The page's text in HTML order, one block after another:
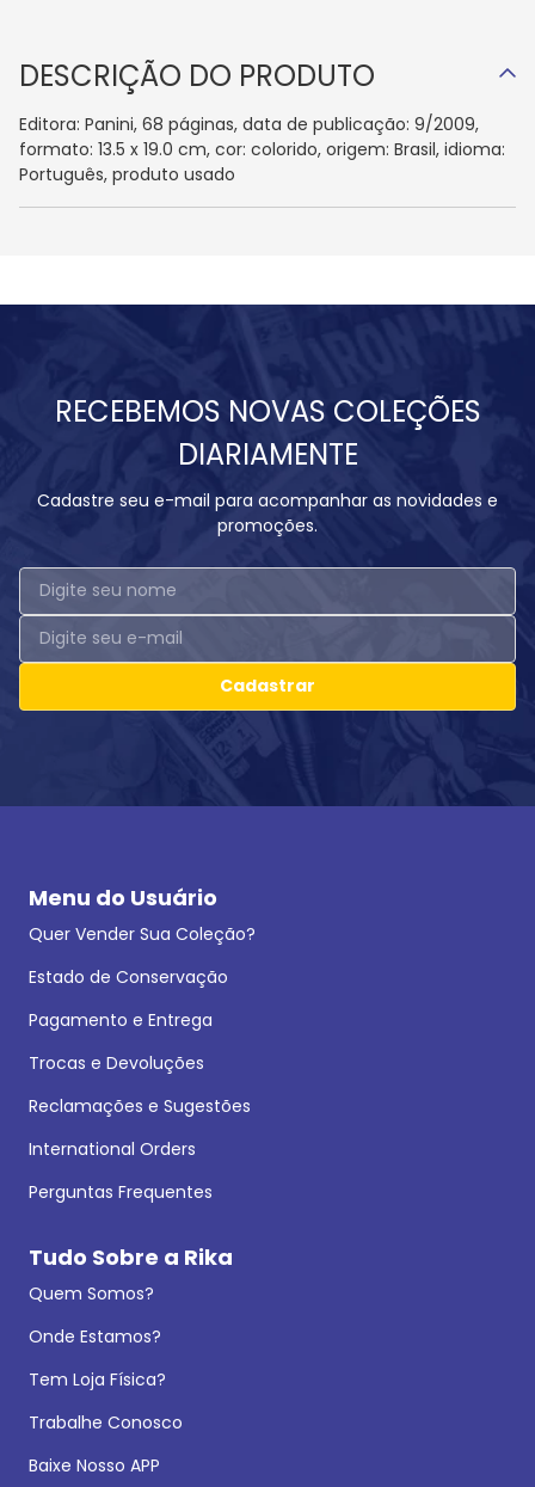
DESCRIÇÃO DO PRODUTO
Editora: Panini, 68 páginas, data de publicação: 9/2009,
formato: 13.5 x 19.0 cm, cor: colorido, origem: Brasil, idioma:
Português, produto usado
RECEBEMOS NOVAS COLEÇÕES
DIARIAMENTE
Cadastre seu e-mail para acompanhar as novidades e
promoções.
Cadastrar
Menu do Usuário
Quer Vender Sua Coleção?
Estado de Conservação
Pagamento e Entrega
Trocas e Devoluções
Reclamações e Sugestões
International Orders
Perguntas Frequentes
Tudo Sobre a Rika
Quem Somos?
Onde Estamos?
Tem Loja Física?
Trabalhe Conosco
Baixe Nosso APP